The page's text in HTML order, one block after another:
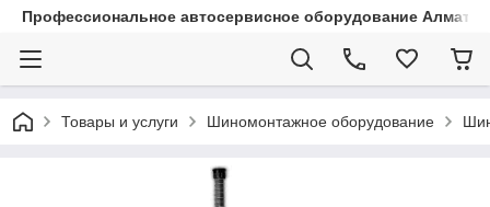
Профессиональное автосервисное оборудование Алматы
Товары и услуги Шиномонтажное оборудование